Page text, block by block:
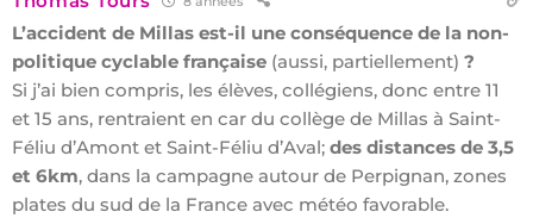
L’accident de Millas est-il une conséquence de la non-
politique cyclable française(aussi, partiellement) ?
Si j’ai bien compris, les élèves, collégiens, donc entre 11
et 15 ans, rentraient en car du collège de Millas à Saint-
Féliu d’Amont et Saint-Féliu d’Aval; des distances de 3,5
et 6km, dans la campagne autour de Perpignan, zones
plates du sud de la France avec météo favorable.